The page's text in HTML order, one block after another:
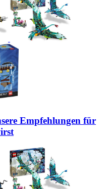
Empfehlungen für